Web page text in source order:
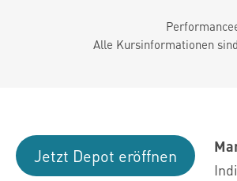
Alle Kursinformationen
Jetzt Depot eröffnen